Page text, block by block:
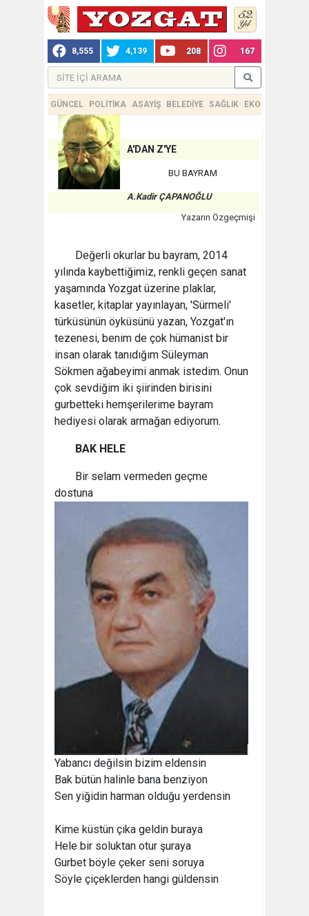
8,555 4,139 208 167
GÜNCEL POLİTİKA ASAYİŞ BELEDİYE SAĞLIK EKONOMİ
A'DAN Z'YE
BU BAYRAM
A.Kadir ÇAPANOĞLU
Yazarın Özgeçmişi
Değerli okurlar bu bayram, 2014
yılında kaybettiğimiz, renkli geçen sanat
yaşamında Yozgat üzerine plaklar,
kasetler, kitaplar yayınlayan, 'Sürmeli'
türküsünün öyküsünü yazan, Yozgat'ın
tezenesi, benim de çok hümanist bir
insan olarak tanıdığım Süleyman
Sökmen ağabeyimi anmak istedim. Onun
çok sevdiğim iki şiirinden birisini
gurbetteki hemşerilerime bayram
hediyesi olarak armağan ediyorum.
BAK HELE
Bir selam vermeden geçme
dostuna
Yabancı değilsin bizim eldensin
Bak bütün halinle bana benziyon
Sen yiğidin harman olduğu yerdensin
Kime küstün çıka geldin buraya
Hele bir soluktan otur şuraya
Gurbet böyle çeker seni soruya
Söyle çiçeklerden hangi güldensin